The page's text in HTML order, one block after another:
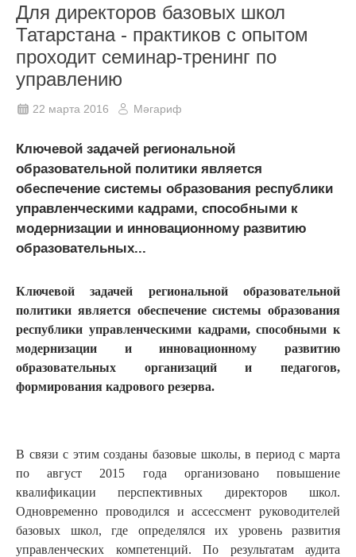
Для директоров базовых школ
Татарстана - практиков с опытом
проходит семинар-тренинг по
управлению
22 марта 2016 Мәгариф
Ключевой задачей региональной
образовательной политики является
обеспечение системы образования республики
управленческими кадрами, способными к
модернизации и инновационному развитию
образовательных...
Ключевой задачей региональной образовательной
политики является обеспечение системы образования
республики управленческими кадрами, способными к
модернизации и инновационному развитию
образовательных организаций и педагогов,
формирования кадрового резерва.
В связи с этим созданы базовые школы, в период с марта
по август 2015 года организовано повышение
квалификации перспективных директоров школ.
Одновременно проводился и ассессмент руководителей
базовых школ, где определялся их уровень развития
управленческих компетенций. По результатам аудита